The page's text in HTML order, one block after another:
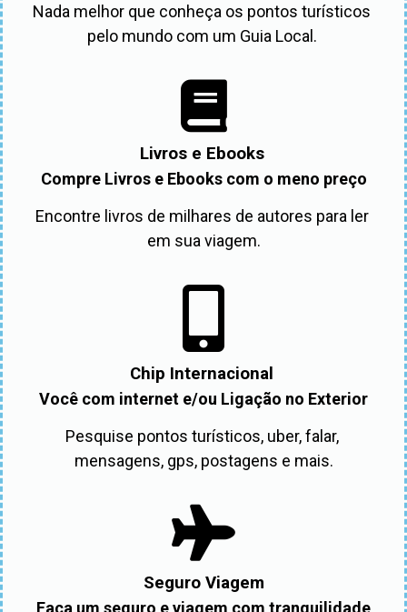
Nada melhor que conheça os pontos turísticos
pelo mundo com um Guia Local.
Livros e Ebooks
Compre Livros e Ebooks com o meno preço
Encontre livros de milhares de autores para ler
em sua viagem.
Chip Internacional
Você com internet e/ou Ligação no Exterior
Pesquise pontos turísticos, uber, falar,
mensagens, gps, postagens e mais.
Seguro Viagem
Faça um seguro e viagem com tranquilidade